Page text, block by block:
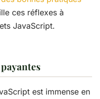
ces réflexes à
JavaScript.
est immense en